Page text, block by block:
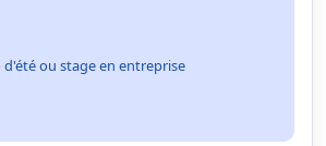
d'été ou stage en entreprise